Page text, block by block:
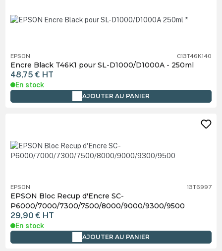
EPSON C13T46K140
Encre Black T46K1 pour SL-D1000/D1000A - 250ml
48,75 € HT
En stock
AJOUTER AU PANIER
EPSON 13T6997
EPSON Bloc Recup d'Encre SC-
P6000/7000/7300/7500/8000/9000/9300/9500
29,90 € HT
En stock
AJOUTER AU PANIER